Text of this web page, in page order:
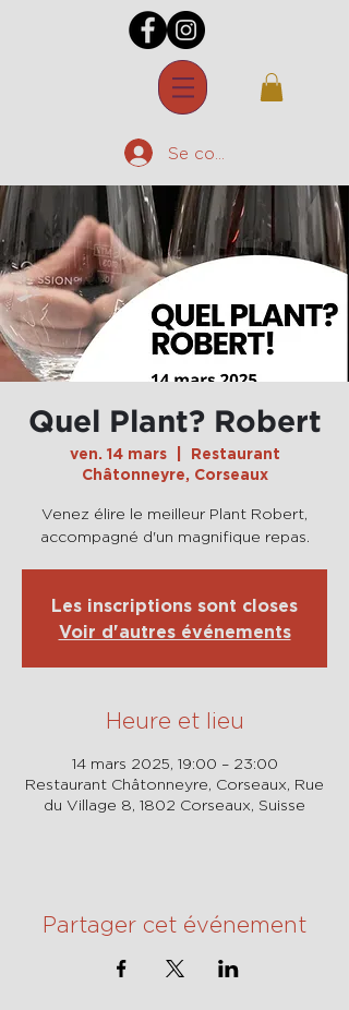
Se connecter
Quel Plant? Robert
ven. 14 mars
  |
Restaurant
Châtonneyre, Corseaux
Venez élire le meilleur Plant Robert,
accompagné d'un magnifique repas.
Les inscriptions sont closes
Voir d'autres événements
Heure et lieu
14 mars 2025, 19:00 – 23:00
Restaurant Châtonneyre, Corseaux, Rue
du Village 8, 1802 Corseaux, Suisse
Partager cet événement